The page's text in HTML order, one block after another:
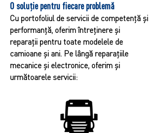
O soluție pentru fiecare problemă
Cu portofoliul de servicii de competență și
performanță, oferim întreținere și
reparații pentru toate modelele de
camioane și ani. Pe lângă reparațiile
mecanice și electronice, oferim și
următoarele servicii: